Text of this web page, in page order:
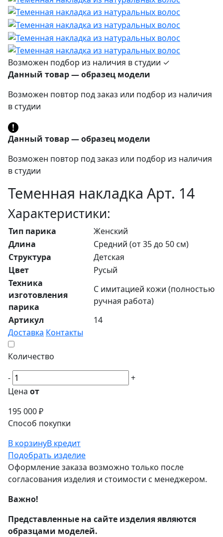
Возможен подбор из наличия в студии ✓
Данный товар — образец модели
Возможен повтор под заказ или подбор из наличия
в студии
Данный товар — образец модели
Возможен повтор под заказ или подбор из наличия
в студии
Теменная накладка Арт. 14
Характеристики:
Тип парика
Женский
Длина
Средний (от 35 до 50 см)
Структура
Детская
Цвет
Русый
Техника
изготовления
парика
С имитацией кожи (полностью
ручная работа)
Артикул
14
Доставка Контакты
Количество
-
+
Цена от
195 000 ₽
Способ покупки
В корзинуВ кредит
Подобрать изделие
Оформление заказа возможно только после
согласования изделия и стоимости с менеджером.
Важно!
Представленные на сайте изделия являются
образцами моделей.